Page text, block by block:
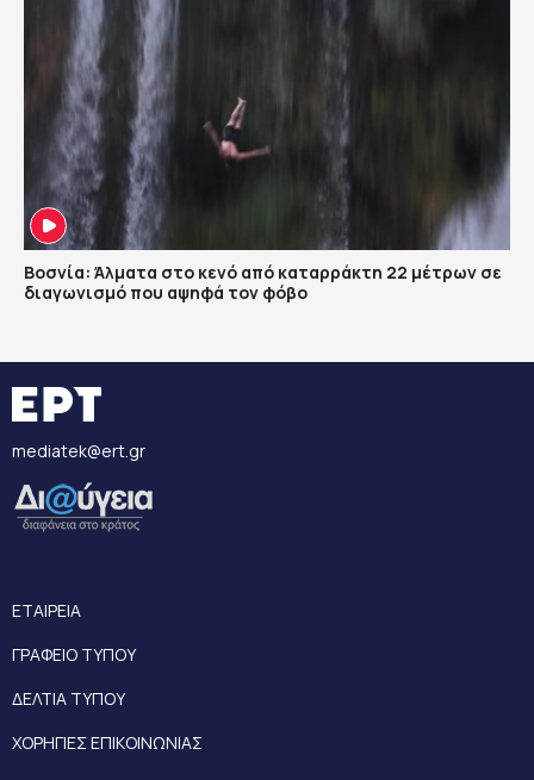
Βοσνία: Άλματα στο κενό από καταρράκτη 22 μέτρων σε
διαγωνισμό που αψηφά τον φόβο
mediatek@ert.gr
ΕΤΑΙΡΕΙΑ
ΓΡΑΦΕΙΟ ΤΥΠΟΥ
ΔΕΛΤΙΑ ΤΥΠΟΥ
ΧΟΡΗΓΙΕΣ ΕΠΙΚΟΙΝΩΝΙΑΣ